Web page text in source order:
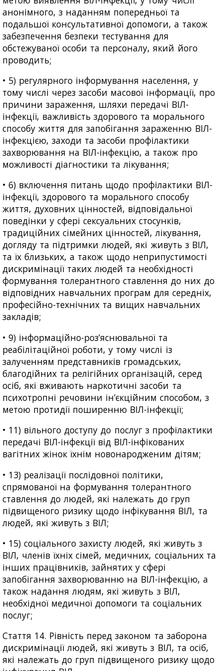
анонімного, з наданням попередньої та
подальшої консультативної допомоги, а також
забезпечення безпеки тестування для
обстежуваної особи та персоналу, який його
проводить;
• 5) регулярного інформування населення, у
тому числі через засоби масової інформації, про
причини зараження, шляхи передачі ВІЛ-
інфекції, важливість здорового та морального
способу життя для запобігання зараженню ВІЛ-
інфекцією, заходи та засоби профілактики
захворювання на ВІЛ-інфекцію, а також про
можливості діагностики та лікування;
• 6) включення питань щодо профілактики ВІЛ-
інфекції, здорового та морального способу
життя, духовних цінностей, відповідальної
поведінки у сфері сексуальних стосунків,
традиційних сімейних цінностей, лікування,
догляду та підтримки людей, які живуть з ВІЛ,
та їх близьких, а також щодо неприпустимості
дискримінації таких людей та необхідності
формування толерантного ставлення до них до
відповідних навчальних програм для середніх,
професійно-технічних та вищих навчальних
закладів;
• 9) інформаційно-роз’яснювальної та
реабілітаційної роботи, у тому числі із
залученням представників громадських,
благодійних та релігійних організацій, серед
осіб, які вживають наркотичні засоби та
психотропні речовини ін’єкційним способом, з
метою протидії поширенню ВІЛ-інфекції;
• 11) вільного доступу до послуг з профілактики
передачі ВІЛ-інфекції від ВІЛ-інфікованих
вагітних жінок їхнім новонародженим дітям;
• 13) реалізації послідовної політики,
спрямованої на формування толерантного
ставлення до людей, які належать до груп
підвищеного ризику щодо інфікування ВІЛ, та
людей, які живуть з ВІЛ;
• 15) соціального захисту людей, які живуть з
ВІЛ, членів їхніх сімей, медичних, соціальних та
інших працівників, зайнятих у сфері
запобігання захворюванню на ВІЛ-інфекцію, а
також надання людям, які живуть з ВІЛ,
необхідної медичної допомоги та соціальних
послуг;
Стаття 14. Рівність перед законом та заборона
дискримінації людей, які живуть з ВІЛ, та осіб,
які належать до груп підвищеного ризику щодо